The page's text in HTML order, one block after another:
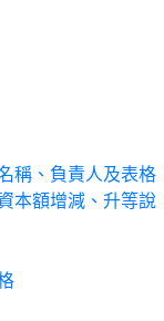
稱、負責人及表格
本額增減、升等說